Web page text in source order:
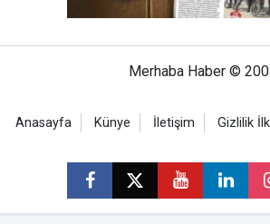
Merhaba Haber ©
Anasayfa Künye İletişim Gizlilik